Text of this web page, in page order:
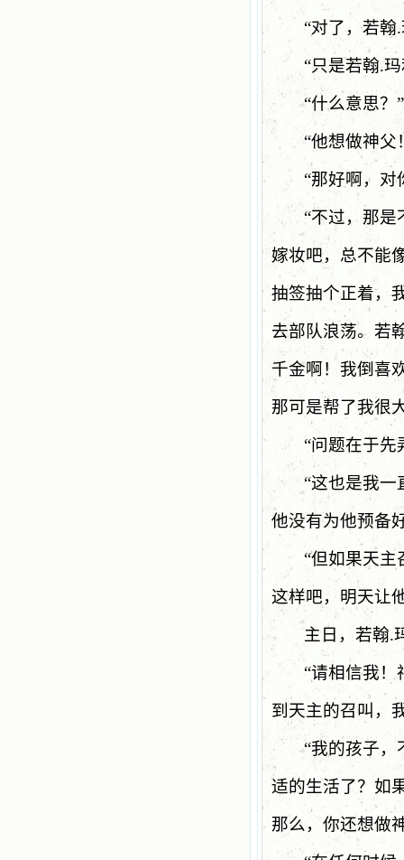
“对了，若翰.
“只是若翰.
“什么意思？”
“他想做神父
“那好啊，
“不过，那是
嫁妆吧，总不能
抽签抽个正着，
去部队浪荡。若
千金啊！我倒喜
那可是帮了我很
“问题在于
“这也是我一
他没有为他预备
“但如果天
这样吧，明天让
主日，若翰.
“请相信我
到天主的召叫，
“我的孩子，
适的生活了？如
那么，你还想做